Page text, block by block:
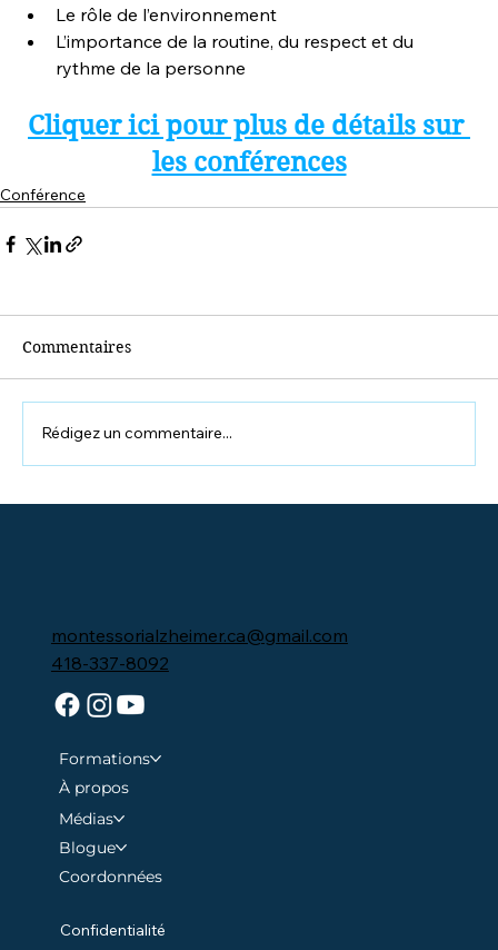
Le rôle de l’environnement
L’importance de la routine, du respect et du
rythme de la personne
Cliquer ici pour plus de détails sur
les conférences
Conférence
Commentaires
Rédigez un commentaire...
montessorialzheimer.ca@gmail.com
418-337-8092
Formations
À propos
Médias
Blogue
Coordonnées
Confidentialité